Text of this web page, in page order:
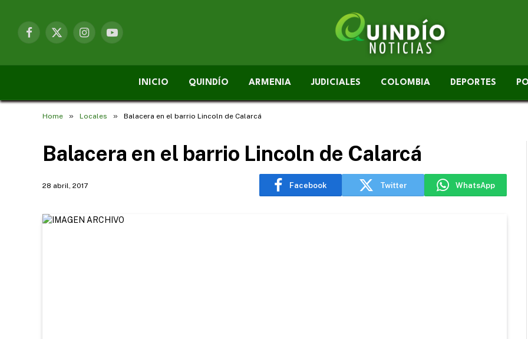
Facebook
X
InstagramYouTube
INICIO QUINDÍO ARMENIA JUDICIALES COLOMBIA DEPORTES
Home » Locales » Balacera en el barrio Lincoln de Calarcá
Balacera en el barrio Lincoln de Calarcá
28 abril, 2017 Facebook Twitter WhatsApp